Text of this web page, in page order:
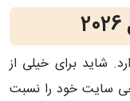
شاید برای خیلی از
سایت خود را نسبت